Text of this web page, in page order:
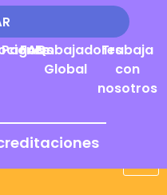
Pagos
FAQs
Embajadores
Global
Trabaja
con
nosotros